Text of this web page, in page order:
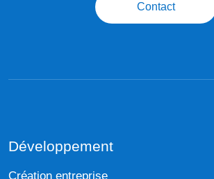
Contact
Développement
Création entreprise